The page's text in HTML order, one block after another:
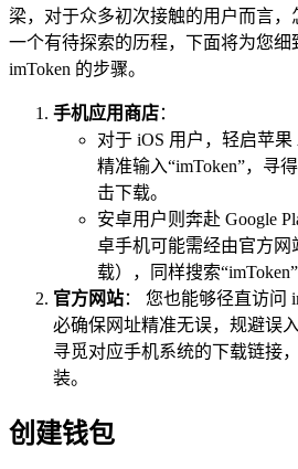
梁，对于众多初次接触的用户而言，
一个有待探索的历程，下面将为您细
imToken 的步骤。
手机应用商店：
对于 iOS 用户，轻启苹果
精准输入“imToken”，寻
击下载。
安卓用户则奔赴 Google
卓手机可能需经由官方网
载），同样搜索
官方网站： 您也能够径直访问
必确保网址精准无误，规避误
寻觅对应手机系统的下载链接
装。
创建钱包